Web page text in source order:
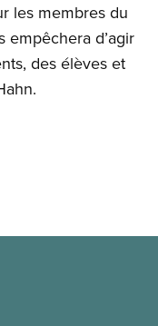
les membres du
empêchera d’agir
des élèves et